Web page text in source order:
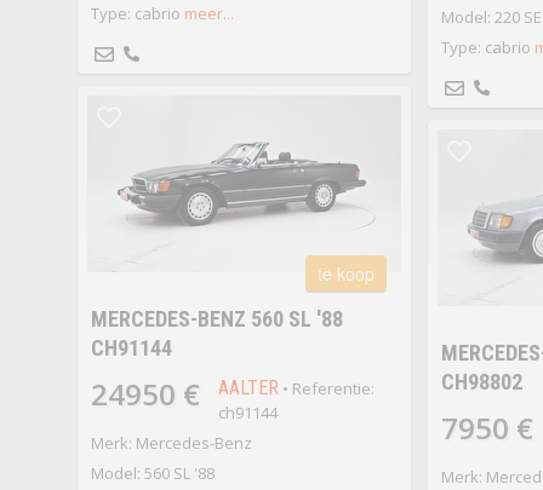
Type: cabrio meer...
Model: 220
Type: cabrio
te koop
MERCEDES-BENZ 560 SL '88
CH91144
24950 € AALTER• Referentie:
ch91144
Merk: Mercedes-Benz
Model: 560 SL '88
CH98802
7950 €
Merk: